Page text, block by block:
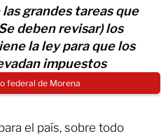
grandes tareas que
deben revisar) los
la ley para que los
impuestos
federal de Morena
el país, sobre todo